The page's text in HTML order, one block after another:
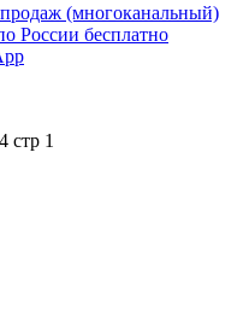
(многоканальный)
России бесплатно
стр 1